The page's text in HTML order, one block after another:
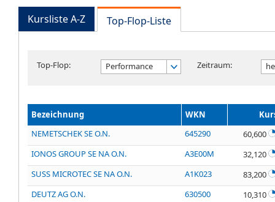
Kursliste A-Z Top-Flop-Liste
Top-Flop: Performance Zeitraum:
Bezeichnung WKN
NEMETSCHEK SE O.N.
645290
60,600
IONOS GROUP SE NA O.N.
A3E00M
32,120
SUSS MICROTEC SE NA O.N.
A1K023
83,200
DEUTZ AG O.N.
630500
10,310